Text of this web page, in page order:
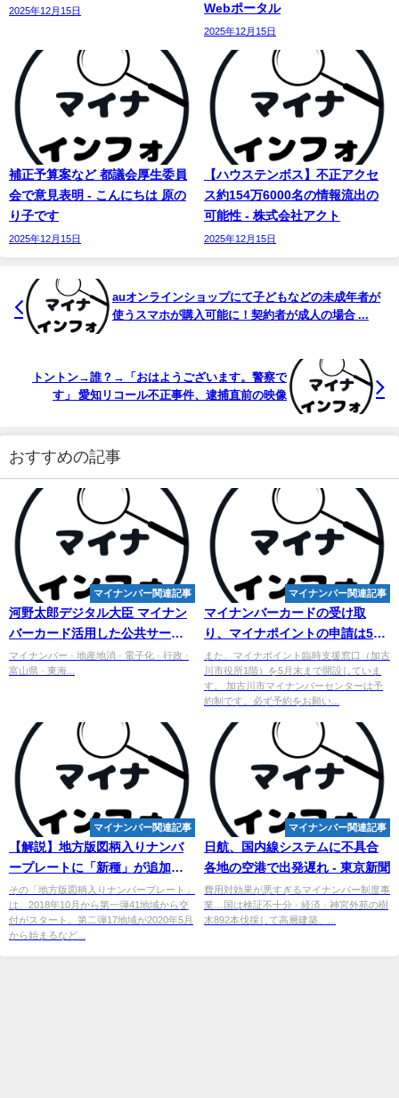
2025年12月15日
Webポータル
2025年12月15日
補正予算案など 都議会厚生委員
会で意見表明 - こんにちは 原の
り子です
2025年12月15日
【ハウステンボス】不正アクセ
ス約154万6000名の情報流出の
可能性 - 株式会社アクト
2025年12月15日
auオンラインショップにて子どもなどの未成年者が
使うスマホが購入可能に！契約者が成人の場合 ...
トントン→誰？→「おはようございます。警察で
す」 愛知リコール不正事件、逮捕直前の映像
おすすめの記事
マイナンバー関連記事
河野太郎デジタル大臣 マイナン
バーカード活用した公共サービ
スなど視察 富山・朝日町
マイナンバー · 地産地消 · 電子化 · 行政 ·
富山県 · 東海...
マイナンバー関連記事
マイナンバーカードの受け取
り、マイナポイントの申請は5月
末までがおすすめ！！！ - 加古川
市
また、マイナポイント臨時支援窓口（加古
川市役所1階）を5月末まで開設していま
す。 加古川市マイナンバーセンターは予
約制です。必ず予約をお願い...
マイナンバー関連記事
【解説】地方版図柄入り ナンバ
ープレートに「新種」が追加に
なった！ - マイナビニュース
その「地方版図柄入りナンバープレート」
は、2018年10月から第一弾41地域から交
付がスタート。第二弾17地域が2020年5月
から始まるなど...
マイナンバー関連記事
日航、国内線システムに不具合
各地の空港で出発遅れ - 東京新聞
費用対効果が悪すぎるマイナンバー制度事
業…国は検証不十分 · 経済 · 神宮外苑の樹
木892本伐採して高層建築、...